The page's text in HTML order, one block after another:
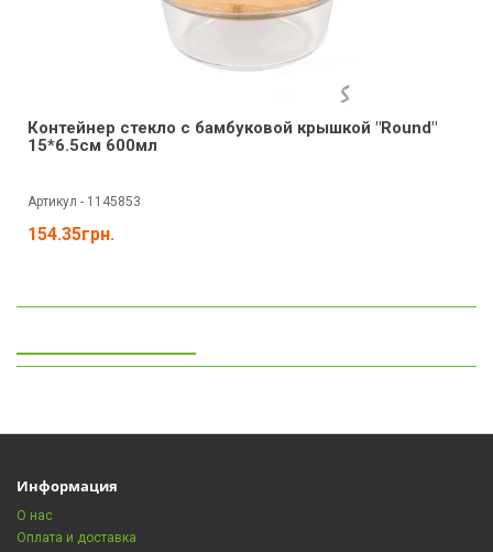
Контейнер стекло с бамбуковой крышкой "Round"
15*6.5см 600мл
Артикул - 1145853
154.35грн.
Информация
О нас
Оплата и доставка